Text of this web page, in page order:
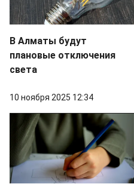
В Алматы будут
плановые отключения
света
10 ноября 2025 12:34